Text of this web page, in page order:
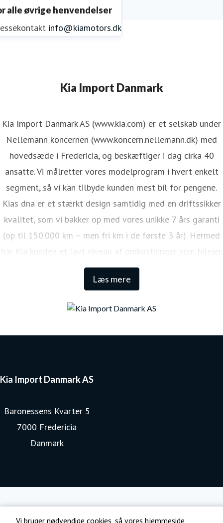
Vi bruger nødvendige cookies, så vores hjemmeside
alle øvrige henvendelser
info@kiamotors.dk
Kia Import Danmark
Læs mere
Kia Import Danmark AS (www.kia.com) er et selskab under
Nellemann koncernen (www.koncern.nellemann.dk) med
hovedsæde i Fredericia, og beskæftiger i dag cirka 40
ansatte. Vi målretter vores modelprogram i hvert enkelt
segment, så vi kan tilbyde kunden mest bil for pengene.
Kias dna er et stærkt design samtidig med en driftssikker
kvalitet, som vi bakker op med vores unikke 7 års garanti
(op til 150.000 km – men fri km i de første 3 år). Hermed
har Kia kunden et lavt niveau af omkostninger som bilejer.
Den lange garanti sikrer samtidig én af de højeste
restværdier i markedet.
Kia Import Danmark AS
Baronessens Kvarter 5
7000 Fredericia
Danmark